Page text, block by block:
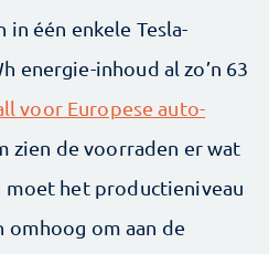
in één enkele Tesla-
energie-inhoud al zo’n 63
voor Europese auto-
zien de voorraden er wat
moet het productieniveau
om aan de